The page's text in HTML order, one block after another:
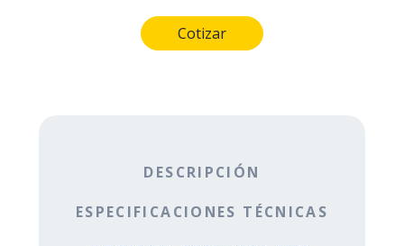
DESCRIPCIÓN
ESPECIFICACIONES TÉCNICAS